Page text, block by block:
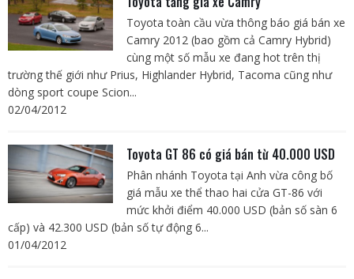
Toyota toàn cầu vừa thông báo giá bán xe
Camry 2012 (bao gồm cả Camry Hybrid)
cùng một số mẫu xe đang hot trên thị
trường thế giới như Prius, Highlander Hybrid, Tacoma cũng như
dòng sport coupe Scion...
02/04/2012
Toyota GT 86 có giá bán từ 40.000 USD
Phân nhánh Toyota tại Anh vừa công bố
giá mẫu xe thể thao hai cửa GT-86 với
mức khởi điểm 40.000 USD (bản số sàn 6
cấp) và 42.300 USD (bản số tự động 6...
01/04/2012